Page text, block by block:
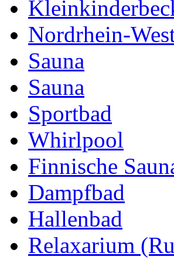
Nordrhein-
Sauna
Sauna
Sportbad
Whirlpool
Finnische
Dampfbad
Hallenbad
Relaxarium